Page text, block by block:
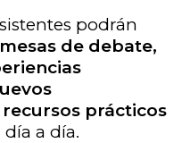
podrán
de debate,
prácticos
a día.